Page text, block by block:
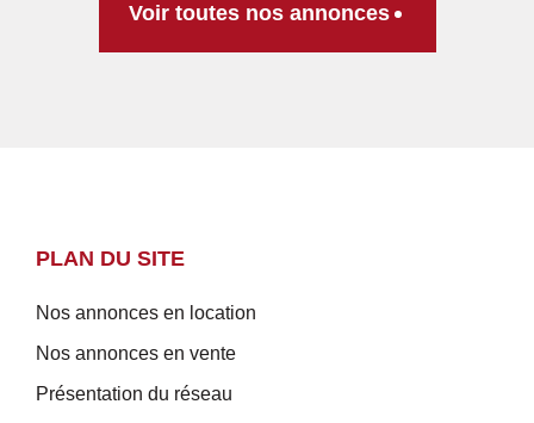
Voir toutes nos annonces
PLAN DU SITE
Nos annonces en location
Nos annonces en vente
Présentation du réseau